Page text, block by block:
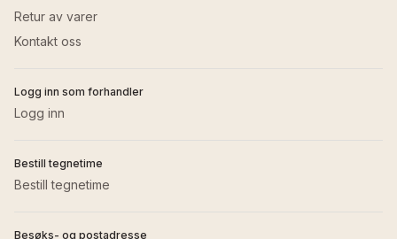
Retur av varer
Kontakt oss
Logg inn som forhandler
Logg inn
Bestill tegnetime
Bestill tegnetime
Besøks- og postadresse